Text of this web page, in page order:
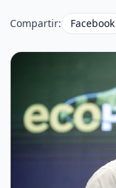
Compartir: Facebook